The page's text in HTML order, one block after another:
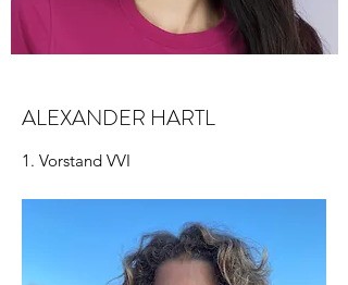
ALEXANDER HARTL
1. Vorstand VVI